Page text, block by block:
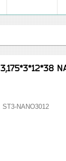
ST3-NANO3012